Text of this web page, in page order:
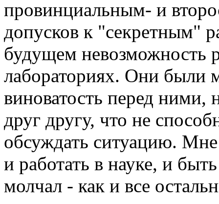
провинциальным- и
допусков к "секретным"
будущем невозможность
лабораториях. Они были
виноватость перед ними,
друг другу, что не
обсуждать ситуацию.
и работать в науке, и
молчал - как и все